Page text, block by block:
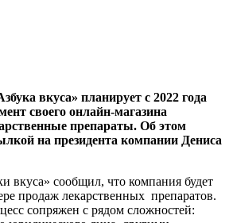
вкуса» планирует с 2022 года
своего онлайн-магазина
препараты. Об этом
на президента компании Дениса
вкуса» сообщил, что компания будет
продаж лекарственных препаратов.
сопряжен с рядом сложностей: